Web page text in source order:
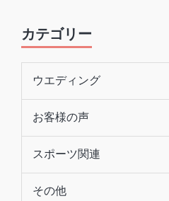
カテゴリー
ウエディング
お客様の声
スポーツ関連
その他